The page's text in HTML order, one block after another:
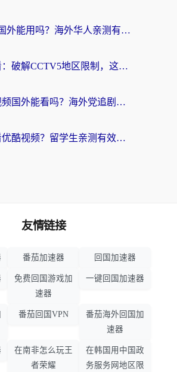
交管12123国外能用吗？海外华人亲测有效的回国加速器选择指南
海外党必看：破解CCTV5地区限制，这样看欧洲杯奥运直播才够爽！
优酷缓存视频国外能看吗？海外党追剧看片的终极解决方案来了
海外怎么看优酷视频？留学生亲测有效的回国加速器选择指南
友情链接
番茄加速器 回国加速器
免费回国游戏加
速器
一键回国加速器
番茄回国VPN
番茄海外回国加
速器
在南非怎么玩王
者荣耀
在韩国用中国政
务服务网地区限